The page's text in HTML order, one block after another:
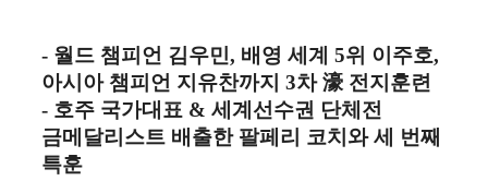
- 월드 챔피언 김우민, 배영 세계 5위 이주호,
아시아 챔피언 지유찬까지 3차濠 전지훈련
- 호주 국가대표 & 세계선수권 단체전
금메달리스트 배출한 팔페리 코치와 세 번째
특훈